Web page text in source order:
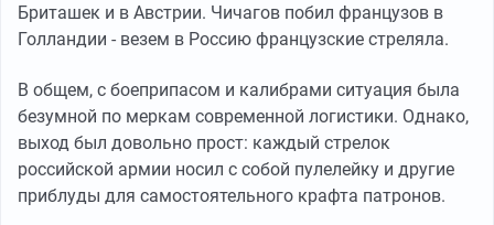
Бриташек и в Австрии. Чичагов побил французов в
Голландии - везем в Россию французские стреляла.
В общем, с боеприпасом и калибрами ситуация была
безумной по меркам современной логистики. Однако,
выход был довольно прост: каждый стрелок
российской армии носил с собой пулелейку и другие
приблуды для самостоятельного крафта патронов.